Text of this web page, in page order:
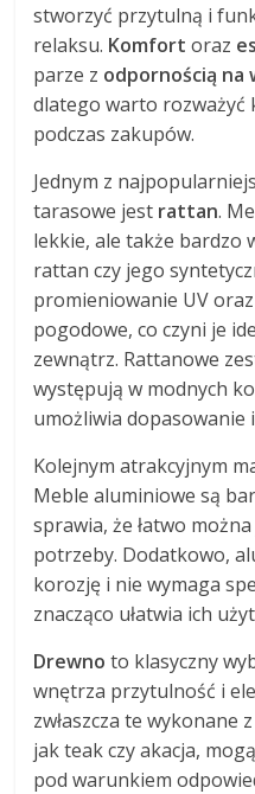
stworzyć przytulną i
relaksu. Komfort oraz
parze z odpornością na
dlatego warto rozważyć
podczas zakupów.
Jednym z
tarasowe jest rattan.
lekkie, ale także bardzo
rattan czy jego
promieniowanie UV
pogodowe, co czyni je
zewnątrz. Rattanowe
występują w modnych
umożliwia dopasowanie
Kolejnym atrakcyjnym
Meble aluminiowe są
sprawia, że łatwo
potrzeby. Dodatkowo,
korozję i nie wymaga
znacząco ułatwia ich
Drewno to klasyczny
wnętrza przytulność i
zwłaszcza te wykonane
jak teak czy akacja,
pod warunkiem